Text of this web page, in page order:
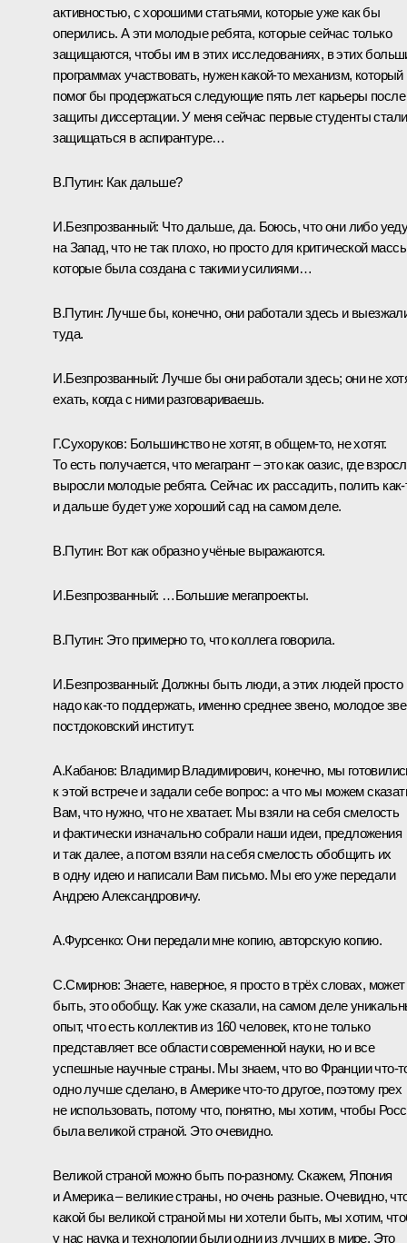
активностью, с хорошими статьями, которые уже как бы
оперились. А эти молодые ребята, которые сейчас только
защищаются, чтобы им в этих исследованиях, в этих
программах участвовать, нужен какой‑то механизм, который
помог бы продержаться следующие пять лет карьеры после
защиты диссертации. У меня сейчас первые студенты стали
защищаться в аспирантуре…
В.Путин: Как дальше?
И.Безпрозванный: Что дальше, да. Боюсь, что они либо
на Запад, что не так плохо, но просто для критической
которые была создана с такими усилиями…
В.Путин: Лучше бы, конечно, они работали здесь и
туда.
И.Безпрозванный: Лучше бы они работали здесь; они не
ехать, когда с ними разговариваешь.
Г.Сухоруков: Большинство не хотят, в общем‑то, не хотят.
То есть получается, что мегагрант – это как оазис, где
выросли молодые ребята. Сейчас их рассадить, полить
и дальше будет уже хороший сад на самом деле.
В.Путин: Вот как образно учёные выражаются.
И.Безпрозванный: …Большие мегапроекты.
В.Путин: Это примерно то, что коллега говорила.
И.Безпрозванный: Должны быть люди, а этих людей просто
надо как‑то поддержать, именно среднее звено, молодое
постдоковский институт.
А.Кабанов: Владимир Владимирович, конечно, мы
к этой встрече и задали себе вопрос: а что мы можем
Вам, что нужно, что не хватает. Мы взяли на себя смелость
и фактически изначально собрали наши идеи, предложения
и так далее, а потом взяли на себя смелость обобщить их
в одну идею и написали Вам письмо. Мы его уже передали
Андрею Александровичу.
А.Фурсенко: Они передали мне копию, авторскую копию.
С.Смирнов: Знаете, наверное, я просто в трёх словах, может
быть, это обобщу. Как уже сказали, на самом деле
опыт, что есть коллектив из 160 человек, кто не только
представляет все области современной науки, но и все
успешные научные страны. Мы знаем, что во Франции
одно лучше сделано, в Америке что‑то другое, поэтому грех
не использовать, потому что, понятно, мы хотим, чтобы
была великой страной. Это очевидно.
Великой страной можно быть по‑разному. Скажем, Япония
и Америка – великие страны, но очень разные. Очевидно,
какой бы великой страной мы ни хотели быть, мы хотим,
у нас наука и технологии были одни из лучших в мире. Это